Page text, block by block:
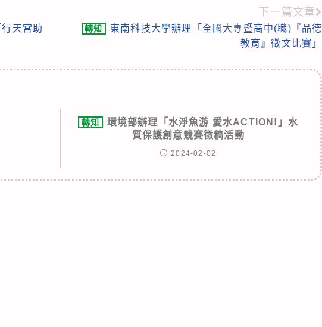
天宮助
下一篇文章
轉知
東南科技大學辦理「全國大專暨高中(職)『品德
教育』徵文比賽」
轉知
環境部辦理「水淨魚游 愛水ACTION!」水
質保護創意競賽徵稿活動
2024-02-02